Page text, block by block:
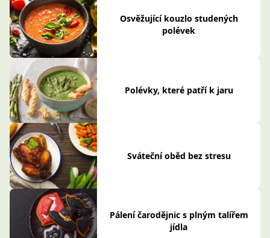
Osvěžující kouzlo studených
polévek
Polévky, které patří k jaru
Sváteční oběd bez stresu
Pálení čarodějnic s plným talířem
jídla